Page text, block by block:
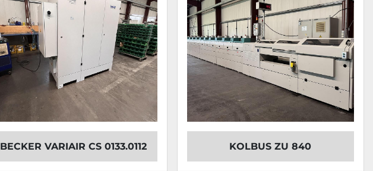
BECKER VARIAIR CS 0133.0112 KOLBUS ZU 840